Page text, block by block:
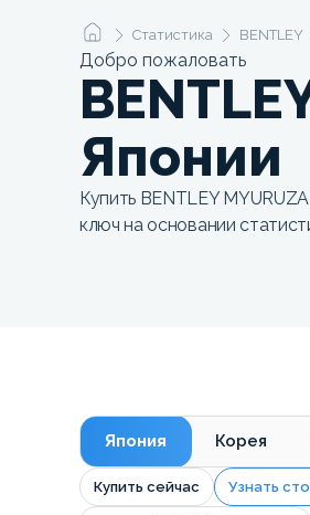
Статистика BENTLEY
Добро пожаловать
Японии
Купить BENTLEY
ключ на основании
Япония Корея
Купить сейчас Узнать